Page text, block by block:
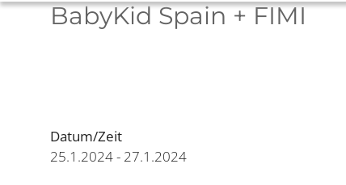
BabyKid Spain + FIMI
Datum/Zeit
25.1.2024 - 27.1.2024